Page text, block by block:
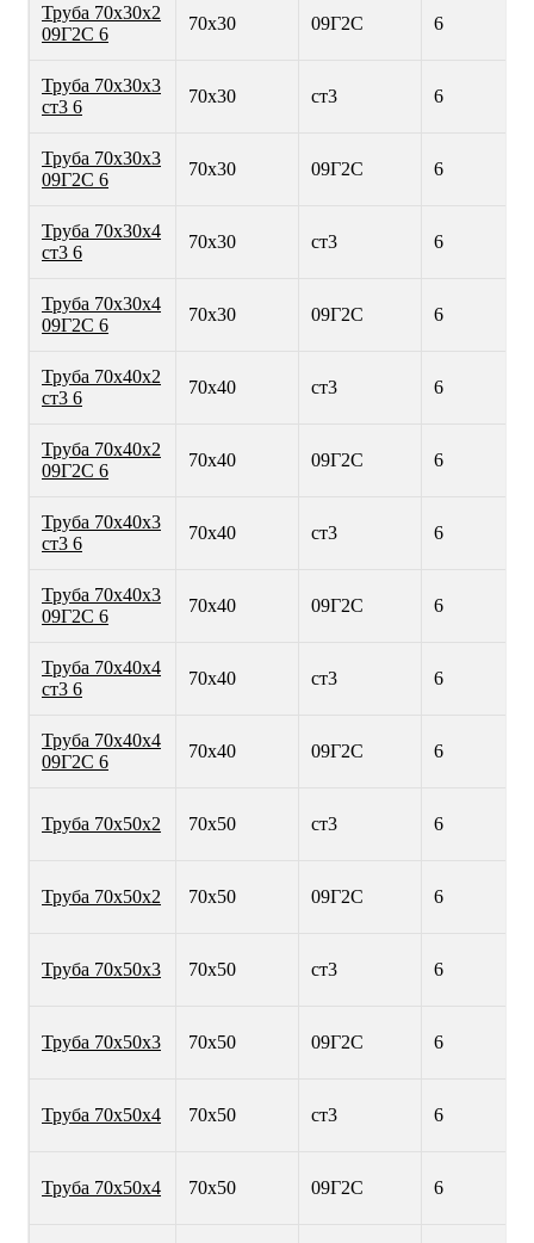
Труба 70х30х2
09Г2С 6
70х30 09Г2С 6
Труба 70х30х3
ст3 6
70х30 ст3 6
Труба 70х30х3
09Г2С 6
70х30 09Г2С 6
Труба 70х30х4
ст3 6
70х30 ст3 6
Труба 70х30х4
09Г2С 6
70х30 09Г2С 6
Труба 70х40х2
ст3 6
70х40 ст3 6
Труба 70х40х2
09Г2С 6
70х40 09Г2С 6
Труба 70х40х3
ст3 6
70х40 ст3 6
Труба 70х40х3
09Г2С 6
70х40 09Г2С 6
Труба 70х40х4
ст3 6
70х40 ст3 6
Труба 70х40х4
09Г2С 6
70х40 09Г2С 6
Труба 70х50х2 70х50 ст3 6
Труба 70х50х2 70х50 09Г2С 6
Труба 70х50х3 70х50 ст3 6
Труба 70х50х3 70х50 09Г2С 6
Труба 70х50х4 70х50 ст3 6
Труба 70х50х4 70х50 09Г2С 6